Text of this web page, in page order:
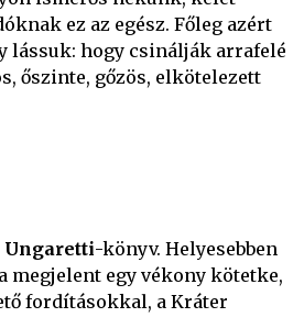
ez az egész. Főleg azért
lássuk: hogy csinálják arrafelé
őszinte, gőzös, elkötelezett
Ungaretti-könyv. Helyesebben
megjelent egy vékony kötetke,
fordításokkal, a Kráter